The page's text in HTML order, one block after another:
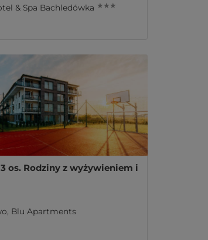
& Spa Bachledówka ★ ★ ★
os. Rodziny z wyżywieniem i
Blu Apartments